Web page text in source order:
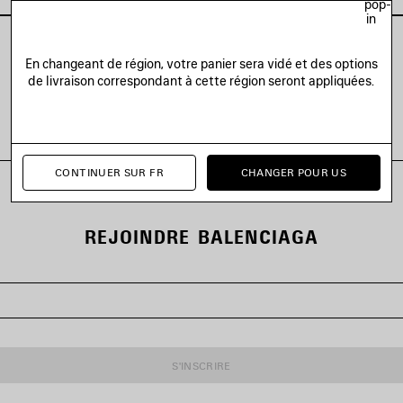
VOIR TOUS LES LOOKS
REJOINDRE BALENCIAGA
S'INSCRIRE
pop-
in
En changeant de région, votre panier sera vidé et des options
de livraison correspondant à cette région seront appliquées.
CONTINUER SUR FR CHANGER POUR US